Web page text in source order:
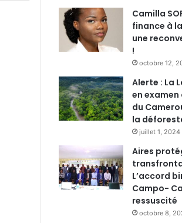
Camilla
finance à
une
!
octobre 12,
Alerte : La
en
du
la
juillet 1, 2024
Aires
L’accord
Campo-
ressuscité
octobre 8,